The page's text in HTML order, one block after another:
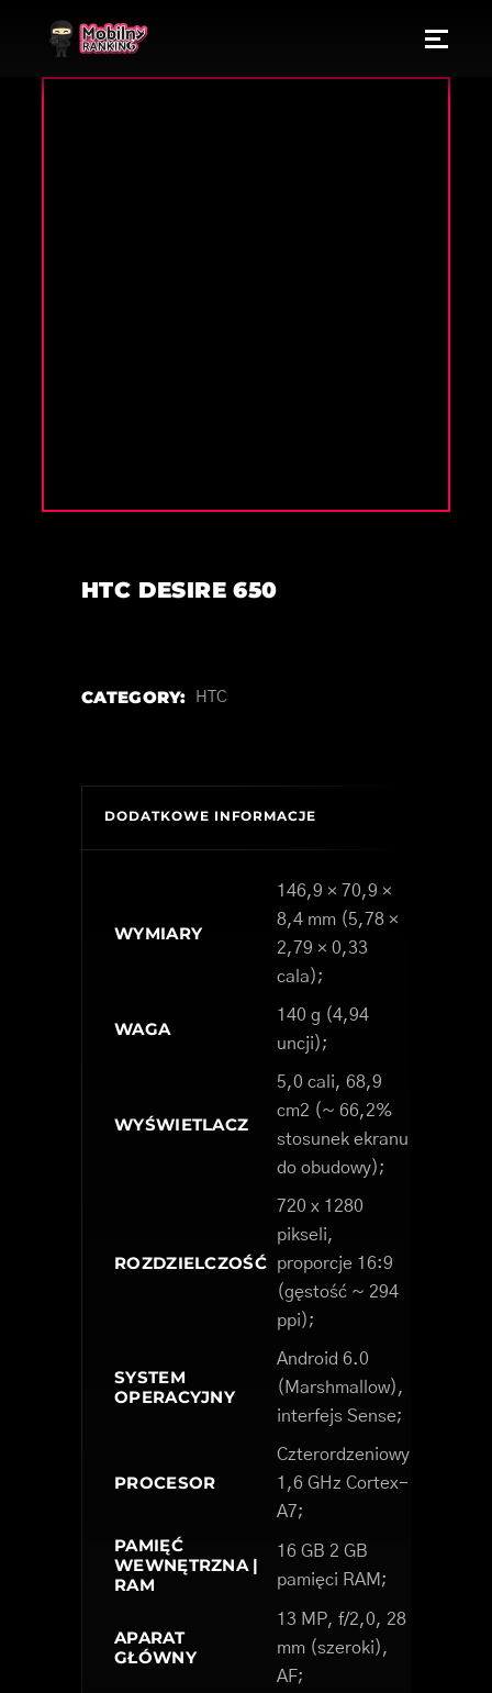
HTC DESIRE 650
CATEGORY: HTC
DODATKOWE INFORMACJE
WYMIARY
146,9 × 70,9 ×
8,4 mm (5,78 ×
2,79 × 0,33
cala);
WAGA
140 g (4,94
uncji);
WYŚWIETLACZ
5,0 cali, 68,9
cm2 (~ 66,2%
stosunek ekranu
do obudowy);
ROZDZIELCZOŚĆ
720 x 1280
pikseli,
proporcje 16:9
(gęstość ~ 294
ppi);
SYSTEM
OPERACYJNY
Android 6.0
(Marshmallow),
interfejs Sense;
PROCESOR
Czterordzeniowy
1,6 GHz Cortex-
A7;
PAMIĘĆ
WEWNĘTRZNA |
RAM
16 GB 2 GB
pamięci RAM;
APARAT
GŁÓWNY
13 MP, f/2,0, 28
mm (szeroki),
AF;